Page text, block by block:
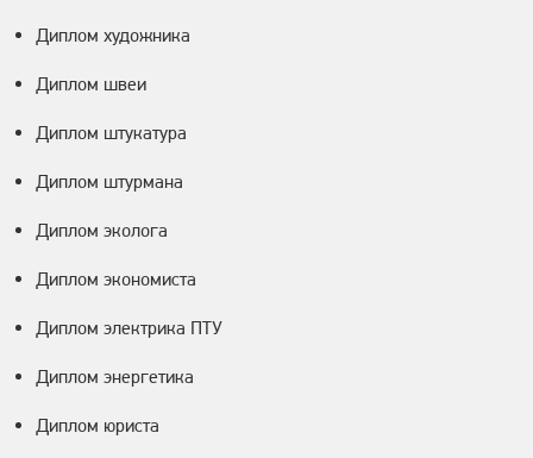
Диплом художника
Диплом швеи
Диплом штукатура
Диплом штурмана
Диплом эколога
Диплом экономиста
Диплом электрика ПТУ
Диплом энергетика
Диплом юриста